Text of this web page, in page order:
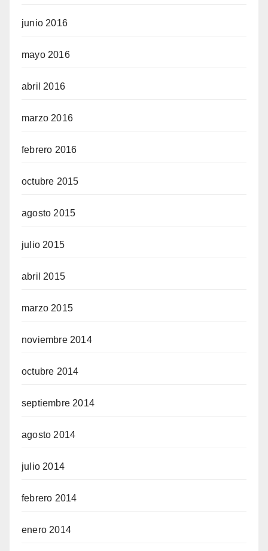
junio 2016
mayo 2016
abril 2016
marzo 2016
febrero 2016
octubre 2015
agosto 2015
julio 2015
abril 2015
marzo 2015
noviembre 2014
octubre 2014
septiembre 2014
agosto 2014
julio 2014
febrero 2014
enero 2014